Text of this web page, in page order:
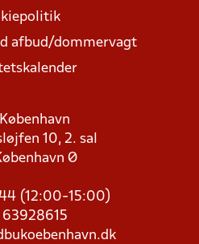
afbud/dommervagt
10, 2. sal
Ø
(12:00-15:00)
63928615